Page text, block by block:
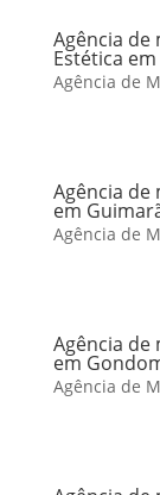
Agência de
Estética
Agência de
Agência
em
Agência de
Agência
em
Agência de